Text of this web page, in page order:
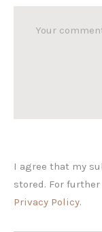
I agree that my
stored. For
Privacy Policy.